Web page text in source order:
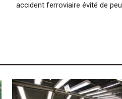
accident ferroviaire évité de peu